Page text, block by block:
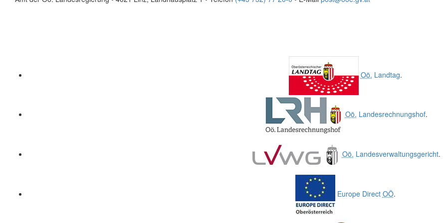
Oö. Landtag.
Oö. Landesrechnungshof.
Oö. Landesverwaltungsgericht.
Europe Direct OÖ.